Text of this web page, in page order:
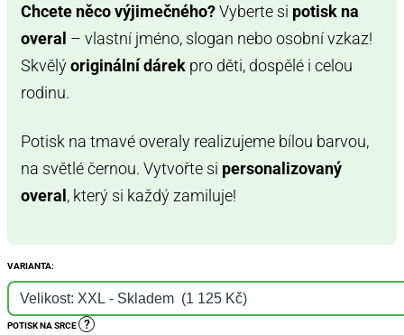
Chcete něco výjimečného?Vyberte si potisk na
overal – vlastní jméno, slogan nebo osobní vzkaz!
Skvělýoriginální dárek pro děti, dospělé i celou
rodinu.
Potisk na tmavé overaly realizujeme bílou barvou,
na světlé černou. Vytvořte si personalizovaný
overal , který si každý zamiluje!
VARIANTA:
POTISK NA SRCE ?